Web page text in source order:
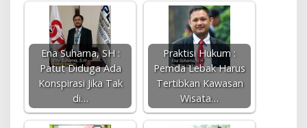
Ena Suharna, SH :
Patut Diduga Ada
Konspirasi Jika Tak
di…
Praktisi Hukum :
Pemda Lebak Harus
Tertibkan Kawasan
Wisata…